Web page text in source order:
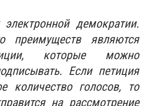
демократии.
преимуществ являются
которые можно
Если петиция
количество голосов, то
на рассмотрение